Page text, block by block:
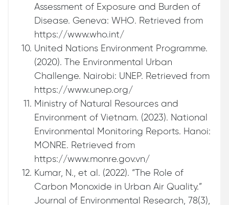
Assessment of Exposure and Burden of
Disease. Geneva: WHO. Retrieved from
https://www.who.int/
United Nations Environment Programme.
(2020). The Environmental Urban
Challenge. Nairobi: UNEP. Retrieved from
https://www.unep.org/
Ministry of Natural Resources and
Environment of Vietnam. (2023). National
Environmental Monitoring Reports. Hanoi:
MONRE. Retrieved from
https://www.monre.gov.vn/
Kumar, N., et al. (2022). “The Role of
Carbon Monoxide in Urban Air Quality.”
Journal of Environmental Research, 78(3),